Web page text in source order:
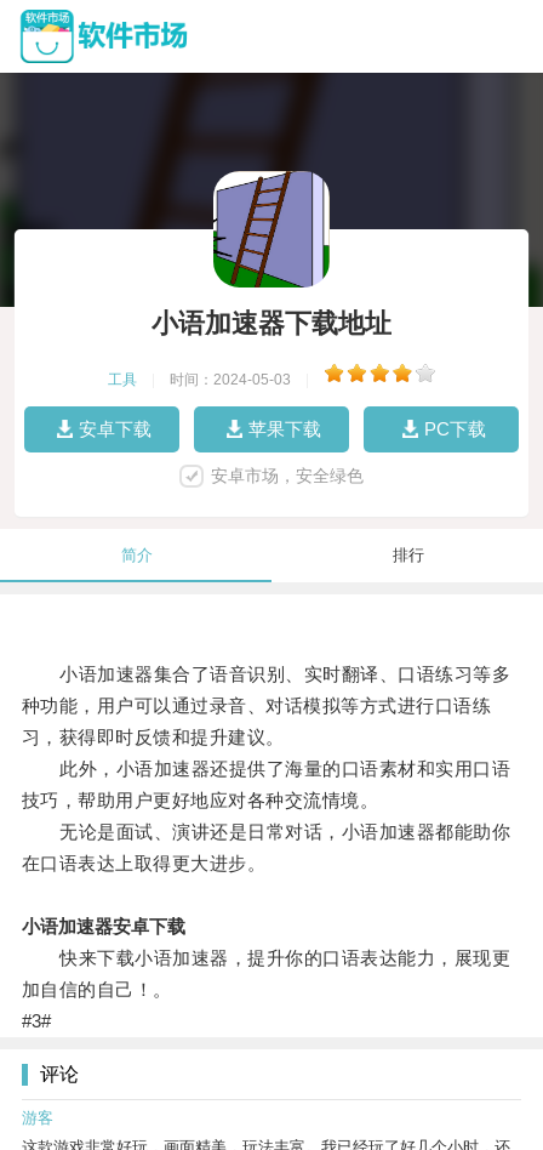
小语加速器下载地址
工具 时间：2024-05-03
安卓下载 苹果下载 PC下载
安卓市场，安全绿色
简介 排行
小语加速器集合了语音识别、实时翻译、口语练习等多
种功能，用户可以通过录音、对话模拟等方式进行口语练
习，获得即时反馈和提升建议。
此外，小语加速器还提供了海量的口语素材和实用口语
技巧，帮助用户更好地应对各种交流情境。
无论是面试、演讲还是日常对话，小语加速器都能助你
在口语表达上取得更大进步。
小语加速器安卓下载
快来下载小语加速器，提升你的口语表达能力，展现更
加自信的自己！。
#3#
评论
游客